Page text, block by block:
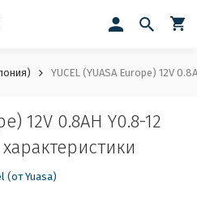
YUCEL (YUASA Europe) 12V
12V 0.8AH Y0.8-12
(от Yuasa)